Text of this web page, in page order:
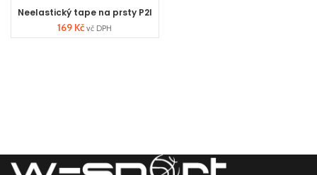
Neelastický tape na prsty P2I
169 Kč vč DPH